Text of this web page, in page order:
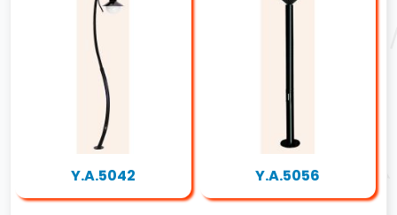
Y.A.5042 Y.A.5056